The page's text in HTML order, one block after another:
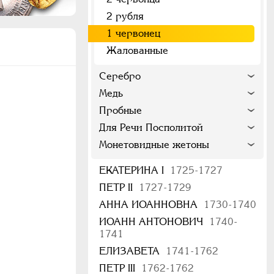
2 рубля
1 червонец
Жалованные
Серебро
Медь
Пробные
Для Речи Посполитой
Монетовидные жетоны
ЕКАТЕРИНА I
1725-1727
ПЕТР II
1727-1729
АННА ИОАННОВНА
1730-1740
ИОАНН АНТОНОВИЧ
1740-
1741
ЕЛИЗАВЕТА
1741-1762
ПЕТР III
1762-1762